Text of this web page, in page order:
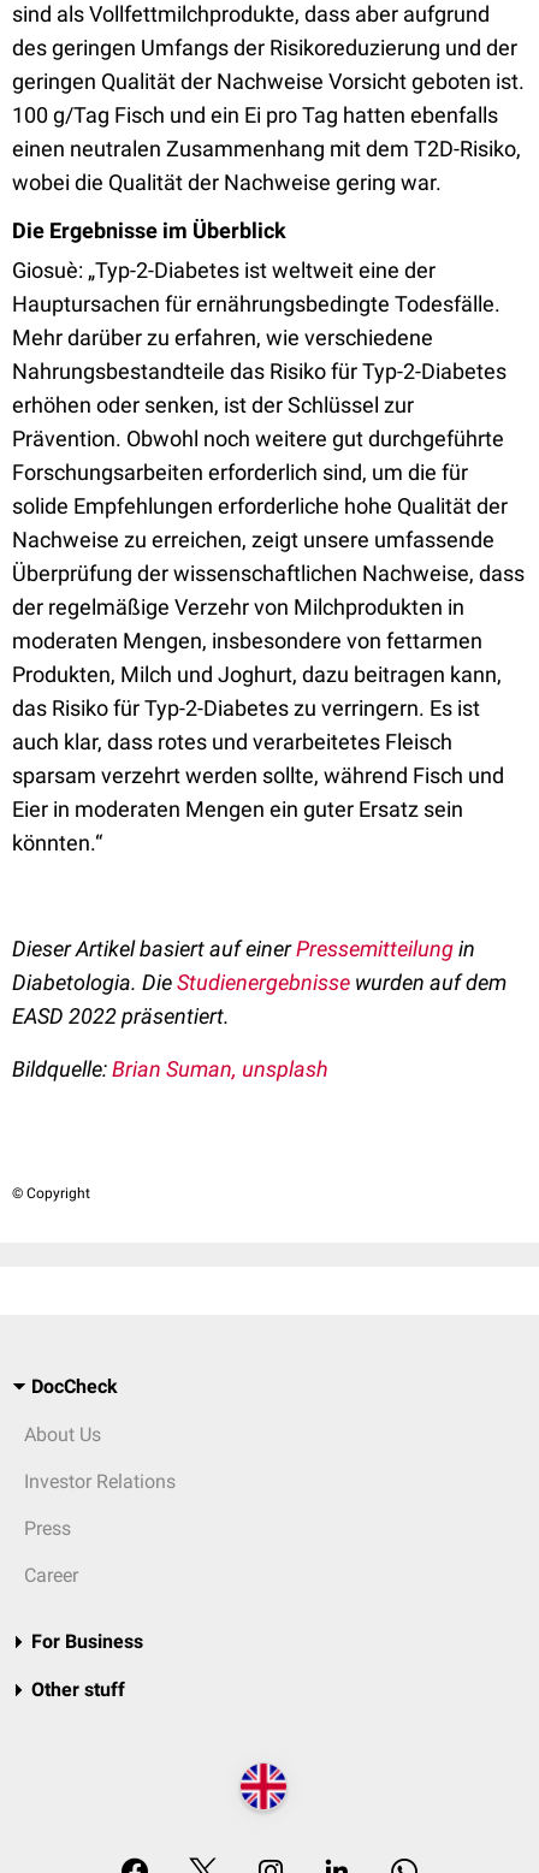
sind als Vollfettmilchprodukte, dass aber aufgrund
des geringen Umfangs der Risikoreduzierung und der
geringen Qualität der Nachweise Vorsicht geboten ist.
100 g/Tag Fisch und ein Ei pro Tag hatten ebenfalls
einen neutralen Zusammenhang mit dem T2D-Risiko,
wobei die Qualität der Nachweise gering war.
Die Ergebnisse im Überblick
Giosuè: „Typ-2-Diabetes ist weltweit eine der
Hauptursachen für ernährungsbedingte Todesfälle.
Mehr darüber zu erfahren, wie verschiedene
Nahrungsbestandteile das Risiko für Typ-2-Diabetes
erhöhen oder senken, ist der Schlüssel zur
Prävention. Obwohl noch weitere gut durchgeführte
Forschungsarbeiten erforderlich sind, um die für
solide Empfehlungen erforderliche hohe Qualität der
Nachweise zu erreichen, zeigt unsere umfassende
Überprüfung der wissenschaftlichen Nachweise, dass
der regelmäßige Verzehr von Milchprodukten in
moderaten Mengen, insbesondere von fettarmen
Produkten, Milch und Joghurt, dazu beitragen kann,
das Risiko für Typ-2-Diabetes zu verringern. Es ist
auch klar, dass rotes und verarbeitetes Fleisch
sparsam verzehrt werden sollte, während Fisch und
Eier in moderaten Mengen ein guter Ersatz sein
könnten.“
Dieser Artikel basiert auf einerPressemitteilungin
Diabetologia. DieStudienergebnisse wurden auf dem
EASD 2022 präsentiert.
Bildquelle:Brian Suman, unsplash
© Copyright
DocCheck
About Us
Investor Relations
Press
Career
For Business
Other stuff